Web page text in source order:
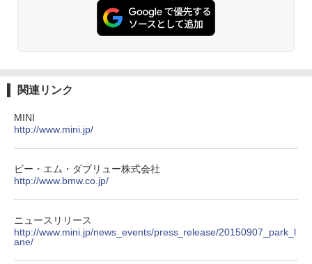
関連リンク
MINI
http://www.mini.jp/
ビー・エム・ダブリュー株式会社
http://www.bmw.co.jp/
ニュースリリース
http://www.mini.jp/news_events/press_release/20150907_park_l
ane/